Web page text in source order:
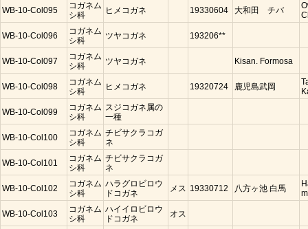
WB-10-Col095
コガネム
シ科
ヒメコガネ 19330604 大和田 チバ
WB-10-Col096
コガネム
シ科
ツヤコガネ 193206**
WB-10-Col097
コガネム
シ科
ツヤコガネ Kisan. Formosa
WB-10-Col098
コガネム
シ科
ヒメコガネ 19320724 鹿児島武岡
WB-10-Col099
コガネム
シ科
スジコガネ属の
一種
WB-10-Col100
コガネム
シ科
チビサクラコガ
ネ
WB-10-Col101
コガネム
シ科
チビサクラコガ
ネ
WB-10-Col102
コガネム
シ科
ハラグロビロウ
ドコガネ
メス 19330712 八方ヶ池 白馬
WB-10-Col103
コガネム
シ科
ハイイロビロウ
ドコガネ
オス